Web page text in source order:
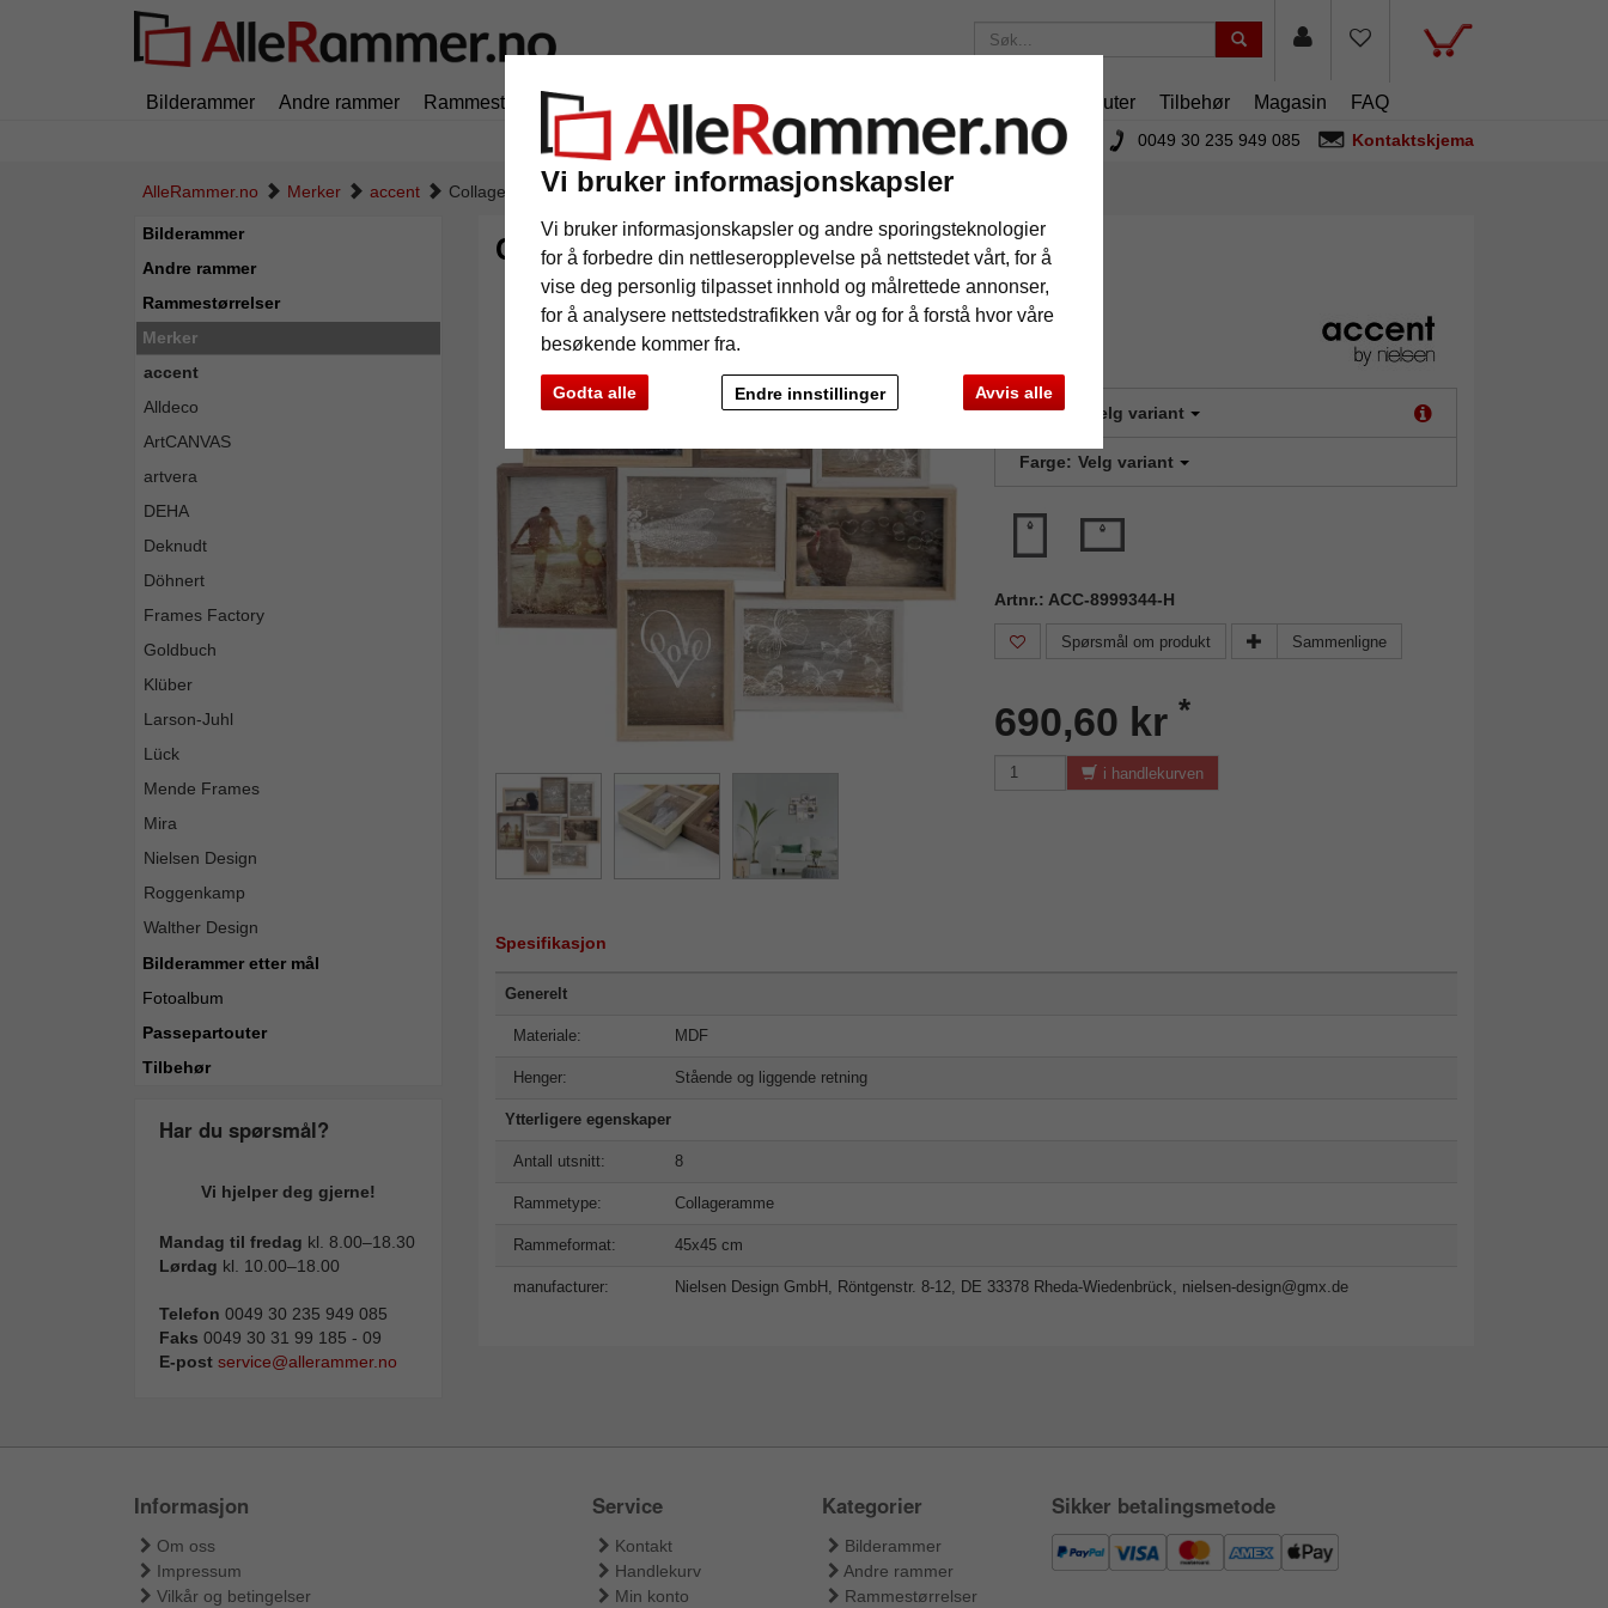
Vi bruker informasjonskapsler
Vi bruker informasjonskapsler og andre sporingsteknologier
for å forbedre din nettleseropplevelse på nettstedet vårt, for å
vise deg personlig tilpasset innhold og målrettede annonser,
for å analysere nettstedstrafikken vår og for å forstå hvor våre
besøkende kommer fra.
Godta alle Avvis alle
Endre innstillinger
Bilderammer Andre rammer Rammestørrelser Merker Bilderammer etter mål Passepartouter Tilbehør Magasin FAQ
Fraktkostnadene er 175 kr uansett hvor mye du bestiller! 0049 30 235 949 085 Kontaktskjema
AlleRammer.no Merker accent Collageramme Mixed Colours for 8 bilder
Bilderammer
Andre rammer
Rammestørrelser
Merker
accent
Alldeco
ArtCANVAS
artvera
DEHA
Deknudt
Döhnert
Frames Factory
Goldbuch
Klüber
Larson-Juhl
Lück
Mende Frames
Mira
Nielsen Design
Roggenkamp
Walther Design
Bilderammer etter mål
Fotoalbum
Passepartouter
Tilbehør
Har du spørsmål?
Vi hjelper deg gjerne!
Mandag til fredag kl. 8.00–18.30
Lørdag kl. 10.00–18.00
Telefon 0049 30 235 949 085
Faks 0049 30 31 99 185 - 09
E-post service@allerammer.no
Collageramme Mixed Colours for 8 bilder
Tilbake
Format: Velg variant
Farge: Velg variant
Artnr.: ACC-8999344-H
Spørsmål om produkt Sammenligne
690,60 kr *
i handlekurven
Spesifikasjon
Generelt
Materiale: MDF
Henger: Stående og liggende retning
Ytterligere egenskaper
Antall utsnitt: 8
Rammetype: Collageramme
Rammeformat: 45x45 cm
manufacturer: Nielsen Design GmbH, Röntgenstr. 8-12, DE 33378 Rheda-Wiedenbrück, nielsen-design@gmx.de
Informasjon
Om oss
Impressum
Vilkår og betingelser
Service
Kontakt
Handlekurv
Min konto
Kategorier
Bilderammer
Andre rammer
Rammestørrelser
Sikker betalingsmetode